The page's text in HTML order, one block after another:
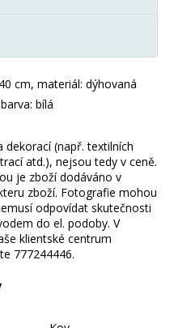
cm, materiál: dýhovaná
bílá
(např. textilních
atd.), nejsou tedy v ceně.
je zboží dodáváno v
zboží. Fotografie mohou
odpovídat skutečnosti
do el. podoby. V
klientské centrum
777244446.